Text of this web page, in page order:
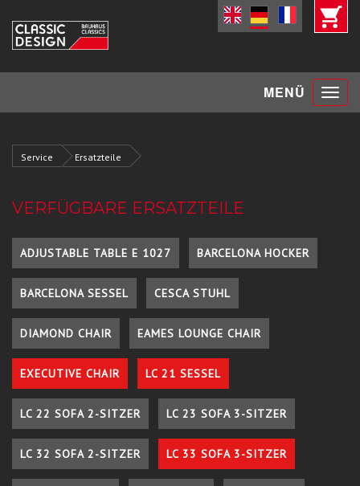
MENÜ Toggle
Service Ersatzteile
VERFÜGBARE ERSATZTEILE
ADJUSTABLE TABLE E 1027 BARCELONA HOCKER
BARCELONA SESSEL CESCA STUHL
DIAMOND CHAIR EAMES LOUNGE CHAIR
EXECUTIVE CHAIR LC 21 SESSEL
LC 22 SOFA 2-SITZER LC 23 SOFA 3-SITZER
LC 32 SOFA 2-SITZER LC 33 SOFA 3-SITZER